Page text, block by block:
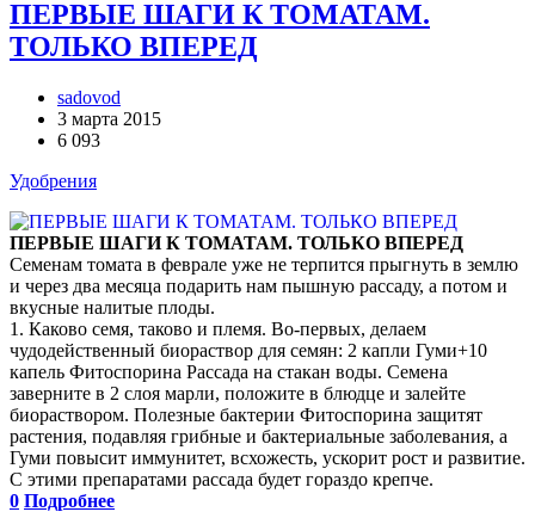
ПЕРВЫЕ ШАГИ К ТОМАТАМ.
ТОЛЬКО ВПЕРЕД
sadovod
3 марта 2015
6 093
Удобрения
ПЕРВЫЕ ШАГИ К ТОМАТАМ. ТОЛЬКО ВПЕРЕД
Семенам томата в феврале уже не терпится прыгнуть в землю
и через два месяца подарить нам пышную рассаду, а потом и
вкусные налитые плоды.
1. Каково семя, таково и племя. Во-первых, делаем
чудодейственный биораствор для семян: 2 капли Гуми+10
капель Фитоспорина Рассада на стакан воды. Семена
заверните в 2 слоя марли, положите в блюдце и залейте
биораствором. Полезные бактерии Фитоспорина защитят
растения, подавляя грибные и бактериальные заболевания, а
Гуми повысит иммунитет, всхожесть, ускорит рост и развитие.
С этими препаратами рассада будет гораздо крепче.
0 Подробнее